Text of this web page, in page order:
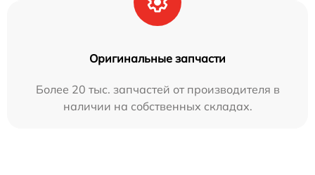
Оригинальные запчасти
Более 20 тыс. запчастей от производителя в
наличии на собственных складах.